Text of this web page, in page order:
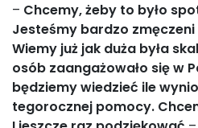
– Chcemy, żeby to było
Jesteśmy bardzo
Wiemy już jak duża była
osób zaangażowało się w
będziemy wiedzieć ile
tegorocznej pomocy.